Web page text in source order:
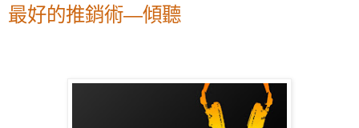
最好的推銷術—傾聽